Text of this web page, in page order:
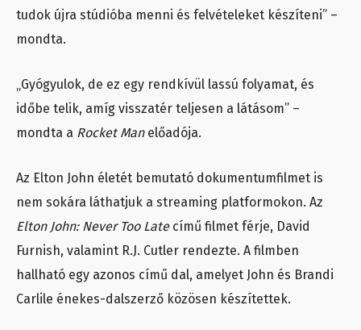
tudok újra stúdióba menni és felvételeket készíteni” –
mondta.
„Gyógyulok, de ez egy rendkívül lassú folyamat, és
időbe telik, amíg visszatér teljesen a látásom” –
mondta a Rocket Manelőadója.
Az Elton John életét bemutató dokumentumfilmet is
nem sokára láthatjuk a streaming platformokon. Az
Elton John: Never Too Latecímű filmet férje, David
Furnish, valamint R.J. Cutler rendezte. A filmben
hallható egy azonos című dal, amelyet John és Brandi
Carlile énekes-dalszerző közösen készítettek.